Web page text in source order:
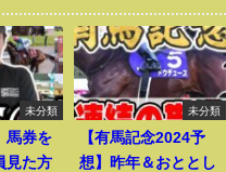
未分類
馬券を
見た方
未分類
【有馬記念2024予
想】昨年＆おととし